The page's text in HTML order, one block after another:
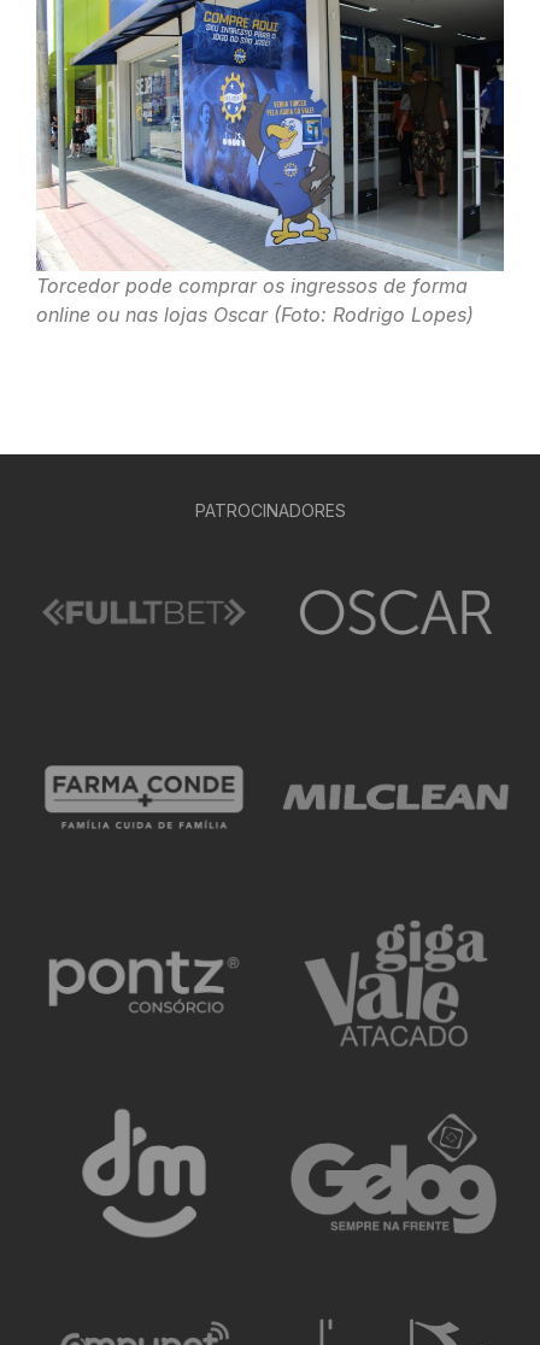
Torcedor pode comprar os ingressos de forma
online ou nas lojas Oscar (Foto: Rodrigo Lopes)
PATROCINADORES